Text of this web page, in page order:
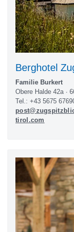
Berghotel
Familie Burkert
Obere Halde 42a ·
Tel.: +43 5675
tirol.com